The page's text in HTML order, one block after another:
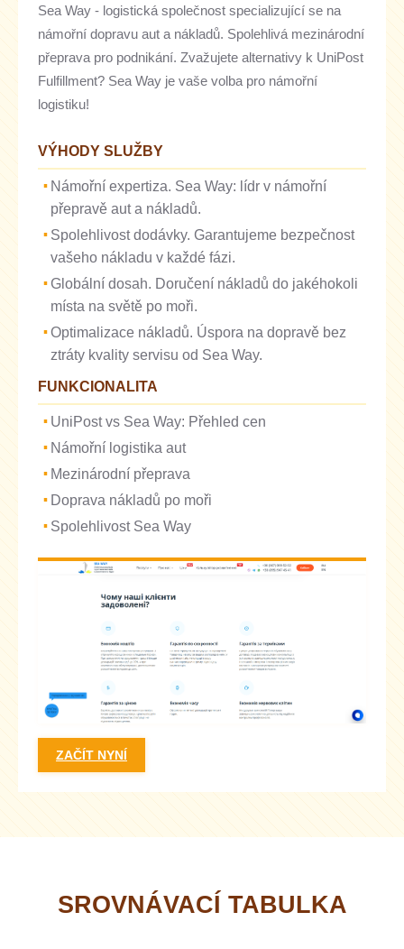
Sea Way - logistická společnost specializující se na
námořní dopravu aut a nákladů. Spolehlivá mezinárodní
přeprava pro podnikání. Zvažujete alternativy k UniPost
Fulfillment? Sea Way je vaše volba pro námořní
logistiku!
VÝHODY SLUŽBY
Námořní expertiza. Sea Way: lídr v námořní
přepravě aut a nákladů.
Spolehlivost dodávky. Garantujeme bezpečnost
vašeho nákladu v každé fázi.
Globální dosah. Doručení nákladů do jakéhokoli
místa na světě po moři.
Optimalizace nákladů. Úspora na dopravě bez
ztráty kvality servisu od Sea Way.
FUNKCIONALITA
UniPost vs Sea Way: Přehled cen
Námořní logistika aut
Mezinárodní přeprava
Doprava nákladů po moři
Spolehlivost Sea Way
ZAČÍT NYNÍ
SROVNÁVACÍ TABULKA